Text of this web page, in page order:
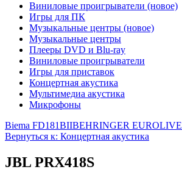
Виниловые проигрыватели (новое)
Игры для ПК
Музыкальные центры (новое)
Музыкальные центры
Плееры DVD и Blu-ray
Виниловые проигрыватели
Игры для приставок
Концертная акустика
Мультимедиа акустика
Микрофоны
Biema FD181BIIBEHRINGER
Вернуться к: Концертная акустика
JBL PRX418S